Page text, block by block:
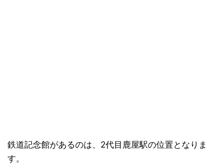
鉄道記念館があるのは、2代目鹿屋駅の位置となりま
す。